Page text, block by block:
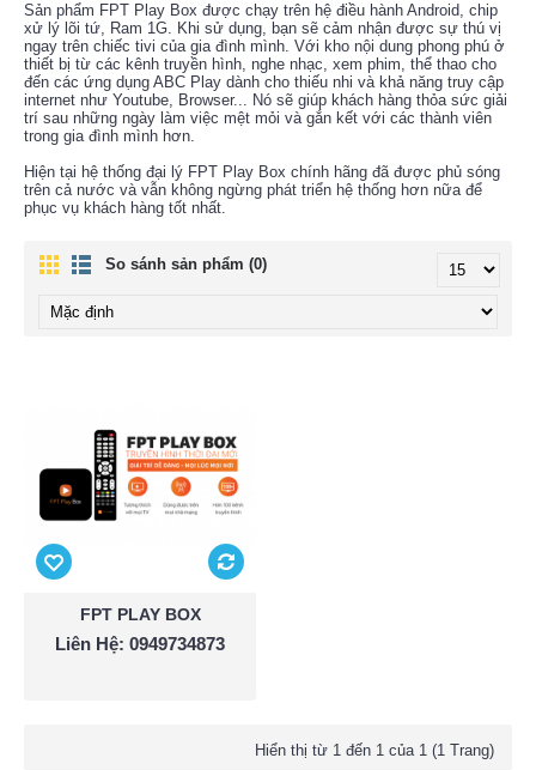
Sản phẩm FPT Play Box được chạy trên hệ điều hành Android, chip
xử lý lõi tứ, Ram 1G. Khi sử dụng, bạn sẽ cảm nhận được sự thú vị
ngay trên chiếc tivi của gia đình mình. Với kho nội dung phong phú ở
thiết bị từ các kênh truyền hình, nghe nhạc, xem phim, thể thao cho
đến các ứng dụng ABC Play dành cho thiếu nhi và khả năng truy cập
internet như Youtube, Browser... Nó sẽ giúp khách hàng thỏa sức giải
trí sau những ngày làm việc mệt mỏi và gắn kết với các thành viên
trong gia đình mình hơn.
Hiện tại hệ thống đại lý FPT Play Box chính hãng đã được phủ sóng
trên cả nước và vẫn không ngừng phát triển hệ thống hơn nữa để
phục vụ khách hàng tốt nhất.
So sánh sản phẩm (0)
FPT PLAY BOX
Liên Hệ: 0949734873
Hiển thị từ 1 đến 1 của 1 (1 Trang)